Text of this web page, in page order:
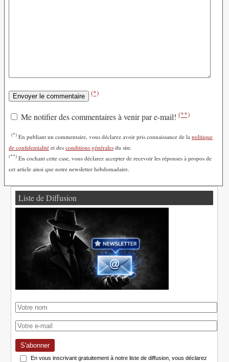
(*)
Me notifier des commentaires à venir par e-mail! (**)
(*) En publiant un commentaire, vous déclarez avoir pris connaissance de la politique
de confidentialité et des conditions générales du site.
(**) En cochant cette case, vous déclarez accepter de recevoir les réponses à propos de
cet article ainsi que notre newsletter hebdomadaire.
Liste de Diffusion
S'abonner
En vous inscrivant gratuitement à notre liste de diffusion, vous déclarez